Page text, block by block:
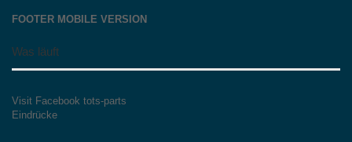
FOOTER MOBILE VERSION
Was läuft
Visit Facebook tots-parts
Eindrücke